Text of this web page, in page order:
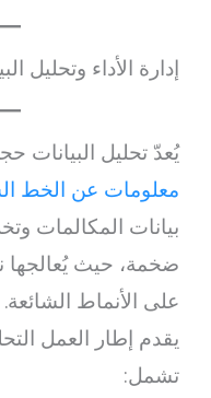
إدارة الأداء وتحليل
يُعدّ تحليل
معلومات عن الخط
بيانات المكالمات
ضخمة، حيث يُعالجها
على الأنماط الشائعة.
يقدم إطار العمل
تشمل: